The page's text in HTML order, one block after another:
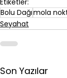
Etiketler:
Bolu Dağımola
Seyahat
Son Yazılar